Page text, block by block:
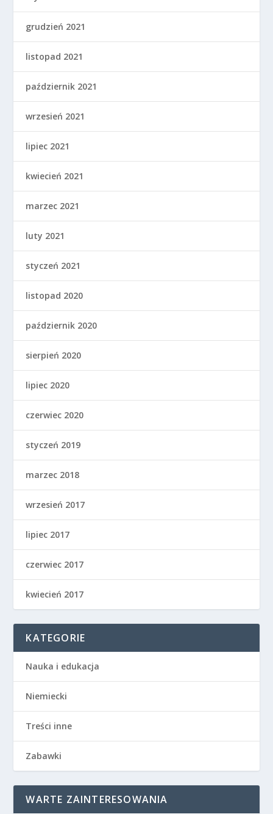
grudzień 2021
listopad 2021
październik 2021
wrzesień 2021
lipiec 2021
kwiecień 2021
marzec 2021
luty 2021
styczeń 2021
listopad 2020
październik 2020
sierpień 2020
lipiec 2020
czerwiec 2020
styczeń 2019
marzec 2018
wrzesień 2017
lipiec 2017
czerwiec 2017
kwiecień 2017
KATEGORIE
Nauka i edukacja
Niemiecki
Treści inne
Zabawki
WARTE ZAINTERESOWANIA